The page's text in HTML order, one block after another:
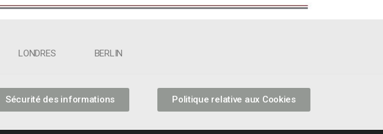
BERLIN
Sécurité des informations Politique relative aux Cookies